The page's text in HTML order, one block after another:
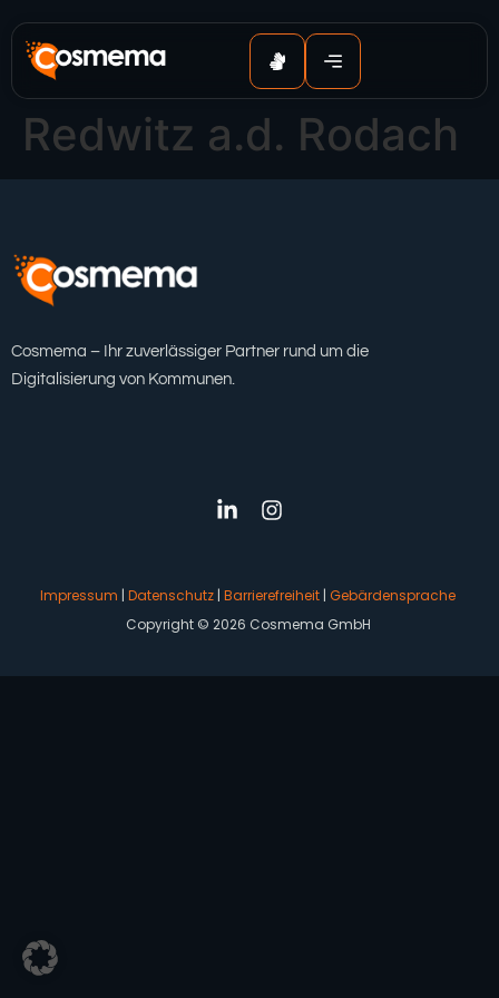
springen
Redwitz a.d. Rodach
Cosmema – Ihr zuverlässiger Partner rund um die
Digitalisierung von Kommunen.
Impressum | Datenschutz | Barrierefreiheit | Gebärdensprache
Copyright © 2026 Cosmema GmbH